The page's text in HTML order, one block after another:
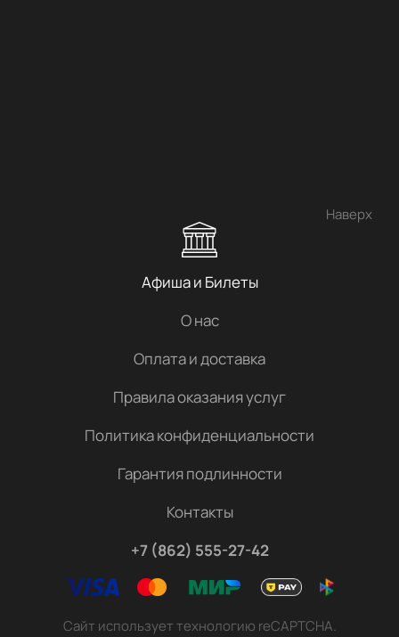
Наверх
Афиша и Билеты
О нас
Оплата и доставка
Правила оказания услуг
Политика конфиденциальности
Гарантия подлинности
Контакты
+7 (862) 555-27-42
Сайт использует технологию reCAPTCHA.